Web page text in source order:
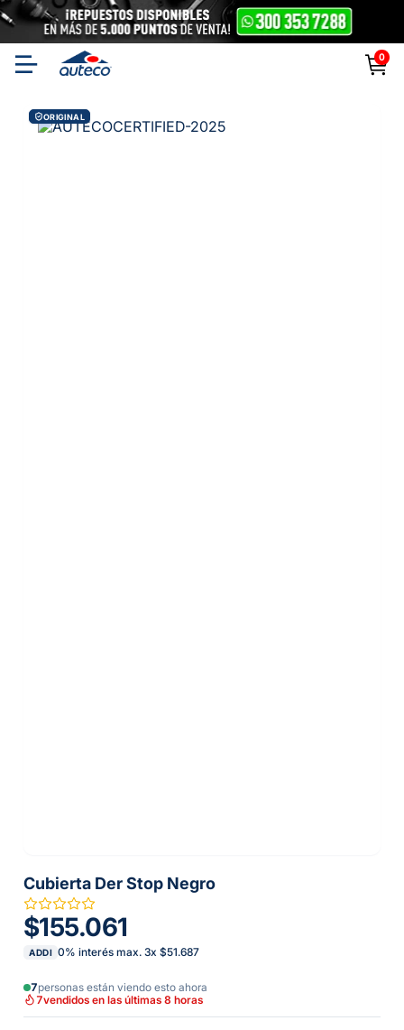
0
ORIGINAL
Cubierta Der Stop Negro
$155.061
ADDI 0% interés max. 3x $51.687
7personas están viendo esto ahora
7vendidos en las últimas 8 horas